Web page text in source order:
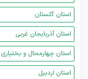
استان گلستان
استان آذربایجان غربی
استان چهارمحال و بختیاری
استان اردبیل